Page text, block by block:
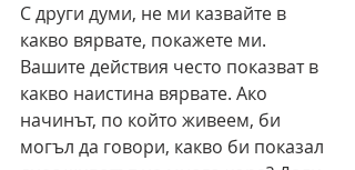
С други думи, не ми казвайте в
какво вярвате, покажете ми.
Вашите действия често показват в
какво наистина вярвате. Ако
начинът, по който живеем, би
могъл да говори, какво би показал